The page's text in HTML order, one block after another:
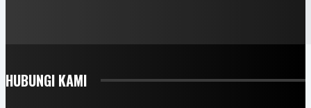
HUBUNGI KAMI